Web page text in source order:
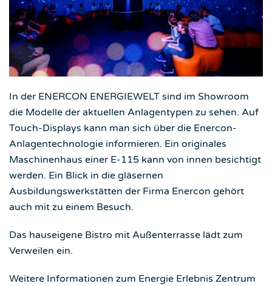
In der ENERCON ENERGIEWELT sind im Showroom
die Modelle der aktuellen Anlagentypen zu sehen. Auf
Touch-Displays kann man sich über die Enercon-
Anlagentechnologie informieren. Ein originales
Maschinenhaus einer E-115 kann von innen besichtigt
werden. Ein Blick in die gläsernen
Ausbildungswerkstätten der Firma Enercon gehört
auch mit zu einem Besuch.
Das hauseigene Bistro mit Außenterrasse lädt zum
Verweilen ein.
Weitere Informationen zum Energie Erlebnis Zentrum